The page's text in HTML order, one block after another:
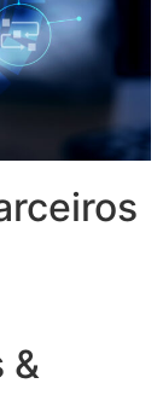
&